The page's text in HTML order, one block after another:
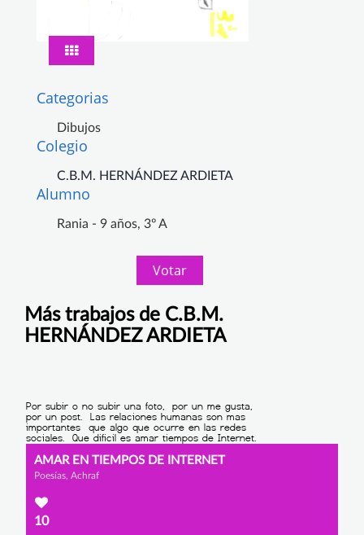
Categorias
Dibujos
Colegio
C.B.M. HERNÁNDEZ ARDIETA
Alumno
Rania - 9 años, 3º A
Votar
Más trabajos de C.B.M.
HERNÁNDEZ ARDIETA
AMAR EN TIEMPOS DE INTERNET
Poesías, Achraf
10